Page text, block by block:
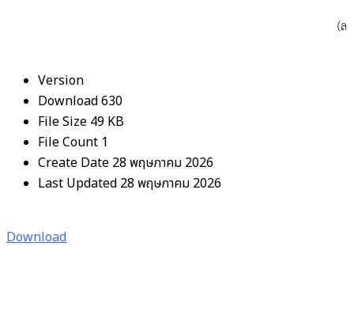
Version
Download630
File Size 49 KB
File Count 1
Create Date 28 พฤษภาคม 2026
Last Updated 28 พฤษภาคม 2026
Download